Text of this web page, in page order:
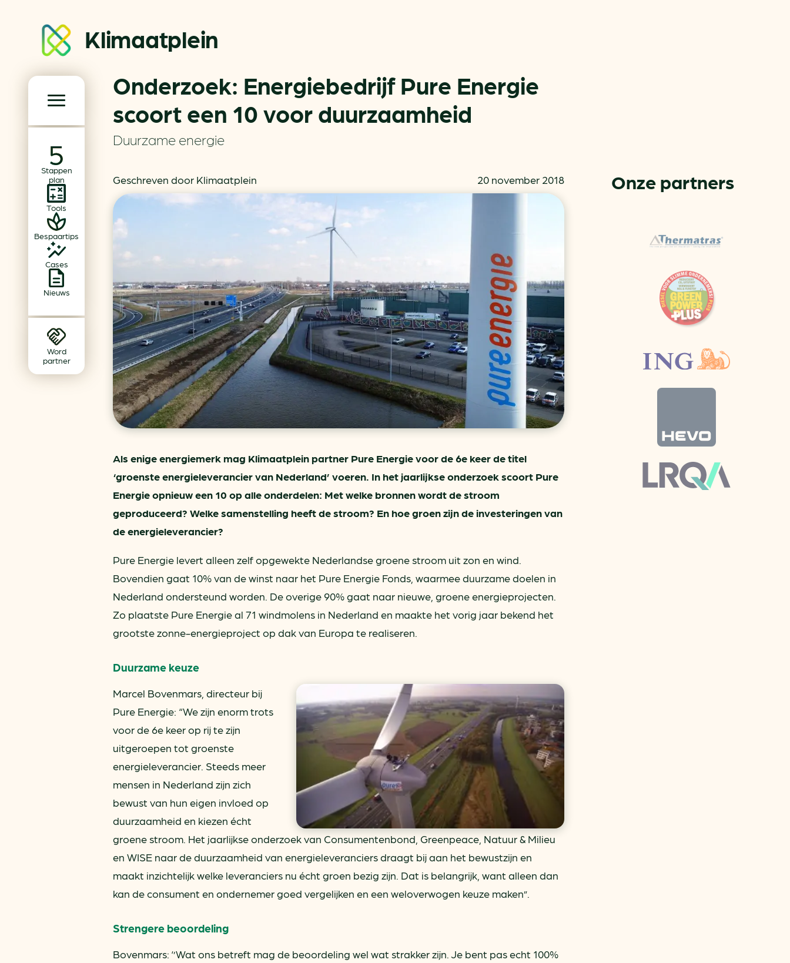
Klimaatplein
Stappen
plan
Tools
Bespaartips
Cases
Nieuws
Word
partner
Klimaatplein
Hoofd­navigatie
Partners
Word partner
Events
Nieuwsbrief
Dossiers
Achtergrond klimaatverandering
Beprijzing van CO2
Ondernemen zonder aardgas
Verduurzamen bedrijventerrein
Klimaattransitie op wijkniveau
Besparen
In je gebouw
Op vervoer
In de bedrijfsvoering
MKB energie bespaarcheck
Terugverdien­tijden
Voorkomen van klimaatschade
Autobrandstof besparen
Verlichtingscan
Wegwijzers energie besparen
Hergebruiken of recyclen van bijproducten
voor het MKB
Energie besparen op uw PC
info@klimaatplein.nl (073) 822 74 86
Onderzoek: Energiebedrijf Pure Energie
scoort een 10 voor duurzaamheid
Duurzame energie
Geschreven door Klimaatplein 20 november 2018
Als enige energiemerk mag Klimaatplein partner Pure Energie voor de 6e keer de titel
‘groenste energieleverancier van Nederland’ voeren. In het jaarlijkse onderzoek scoort Pure
Energie opnieuw een 10 op alle onderdelen: Met welke bronnen wordt de stroom
geproduceerd? Welke samenstelling heeft de stroom? En hoe groen zijn de investeringen van
de energieleverancier?
Pure Energie levert alleen zelf opgewekte Nederlandse groene stroom uit zon en wind.
Bovendien gaat 10% van de winst naar het Pure Energie Fonds, waarmee duurzame doelen in
Nederland ondersteund worden. De overige 90% gaat naar nieuwe, groene energieprojecten.
Zo plaatste Pure Energie al 71 windmolens in Nederland en maakte het vorig jaar bekend het
grootste zonne-energieproject op dak van Europa te realiseren.
Duurzame keuze
Marcel Bovenmars, directeur bij
Pure Energie: “We zijn enorm trots
voor de 6e keer op rij te zijn
uitgeroepen tot groenste
energieleverancier. Steeds meer
mensen in Nederland zijn zich
bewust van hun eigen invloed op
duurzaamheid en kiezen écht
groene stroom. Het jaarlijkse onderzoek van Consumentenbond, Greenpeace, Natuur & Milieu
en WISE naar de duurzaamheid van energieleveranciers draagt bij aan het bewustzijn en
maakt inzichtelijk welke leveranciers nu écht groen bezig zijn. Dat is belangrijk, want alleen dan
kan de consument en ondernemer goed vergelijken en een weloverwogen keuze maken”.
Strengere beoordeling
Bovenmars: ‘’Wat ons betreft mag de beoordeling wel wat strakker zijn. Je bent pas echt 100%
Onze partners